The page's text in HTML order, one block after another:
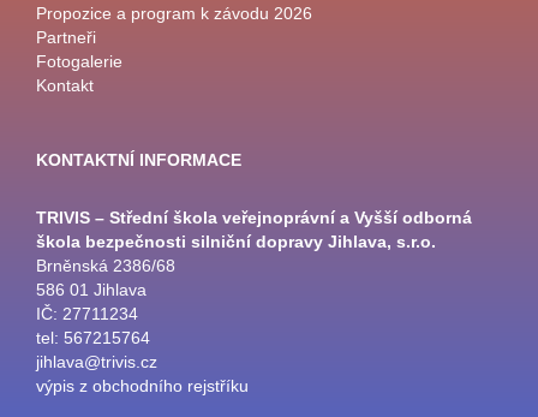
Propozice a program k závodu 2026
Partneři
Fotogalerie
Kontakt
KONTAKTNÍ INFORMACE
TRIVIS – Střední škola veřejnoprávní a Vyšší odborná
škola bezpečnosti silniční dopravy Jihlava, s.r.o.
Brněnská 2386/68
586 01 Jihlava
IČ: 27711234
tel: 567215764
jihlava@trivis.cz
výpis z obchodního rejstříku